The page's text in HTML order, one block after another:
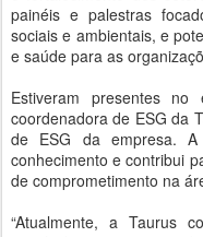
painéis e palestras
sociais e ambientais, e
e saúde para as
Estiveram presentes no
coordenadora de ESG da
de ESG da empresa.
conhecimento e contribui
de comprometimento na
“Atualmente, a Taurus